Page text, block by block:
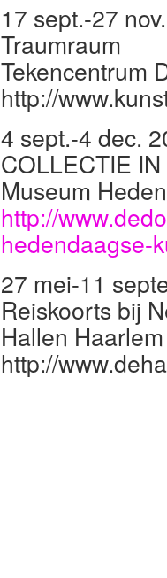
17 sept.-27
Traumraum
Tekencentrum
http://
4 sept.-4 dec.
COLLECTIE
Museum
http://
hedendaagse-
27 mei-11
Reiskoorts bij
Hallen Haarlem
http://